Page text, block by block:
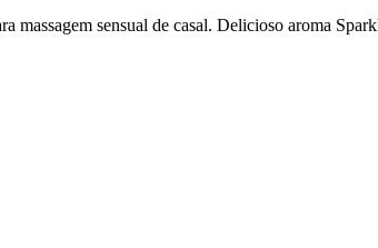
massagem sensual de casal. Delicioso aroma